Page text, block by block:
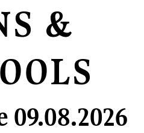
&